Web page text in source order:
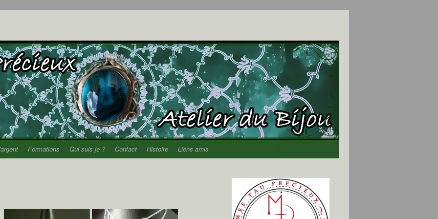
Formations Qui suis je ? Contact Histoire Liens amis